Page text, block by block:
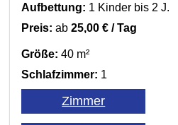
Aufbettung: 1 Kinder bis 2 J.
Preis: ab25,00 € / Tag
Größe: 40 m²
Schlafzimmer: 1